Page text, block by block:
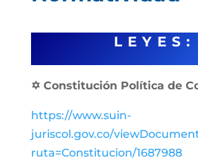
LEYES:
✡ Constitución Política de
https://www.suin-
juriscol.gov.co/
ruta=Constitucion/1687988